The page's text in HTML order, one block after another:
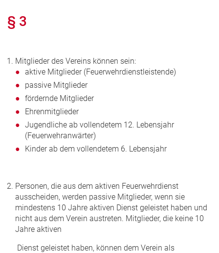
§ 3
Mitglieder des Vereins können sein:
aktive Mitglieder (Feuerwehrdienstleistende)
passive Mitglieder
fördernde Mitglieder
Ehrenmitglieder
Jugendliche ab vollendetem 12. Lebensjahr
(Feuerwehranwärter)
Kinder ab dem vollendetem 6. Lebensjahr
Personen, die aus dem aktiven Feuerwehrdienst
ausscheiden, werden passive Mitglieder, wenn sie
mindestens 10 Jahre aktiven Dienst geleistet haben und
nicht aus dem Verein austreten. Mitglieder, die keine 10
Jahre aktiven
Dienst geleistet haben, können dem Verein als